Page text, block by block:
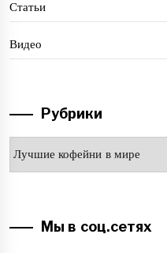
Статьи
Видео
Рубрики
Мы в соц.сетях